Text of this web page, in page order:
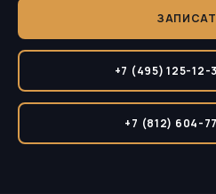
+7 (495) 125-12-
+7 (812) 604-